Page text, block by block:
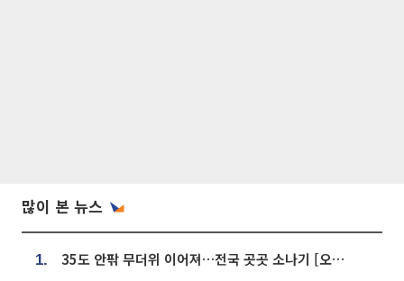
많이 본 뉴스
1. 35도 안팎 무더위 이어져…전국 곳곳 소나기 [오늘 날씨]